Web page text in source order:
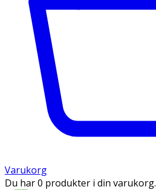
Varukorg
Du har 0 produkter i din varukorg.